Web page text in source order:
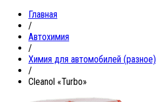
Главная
/
Автохимия
/
Химия для автомобилей (разное)
/
Cleanol «Turbo»